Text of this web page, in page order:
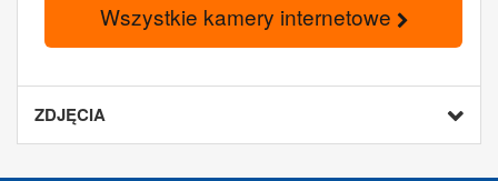
Wszystkie kamery internetowe
ZDJĘCIA